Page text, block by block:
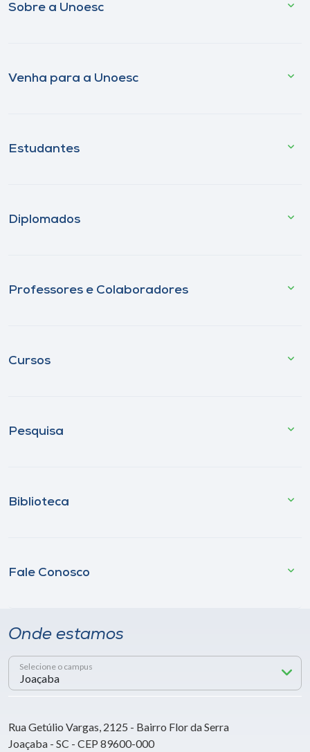
Sobre a Unoesc
Venha para a Unoesc
Estudantes
Diplomados
Professores e Colaboradores
Cursos
Pesquisa
Biblioteca
Fale Conosco
Onde estamos
Selecione o campus
Rua Getúlio Vargas, 2125 - Bairro Flor da Serra
Joaçaba - SC - CEP 89600-000